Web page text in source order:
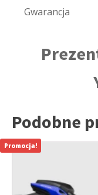
Gwarancja
Podobne
Promocja!